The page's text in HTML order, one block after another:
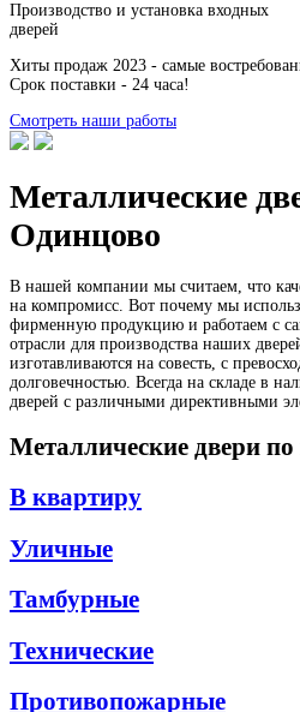
Производство и установка входных
дверей
Хиты продаж 2023 - самые
Срок поставки - 24 часа!
Смотреть наши работы
Металлические
Одинцово
В нашей компании мы считаем, что
на компромисс. Вот почему мы
фирменную продукцию и работаем с
отрасли для производства наших
изготавливаются на совесть, с
долговечностью. Всегда на складе в
дверей с различными директивными
Металлические двери
В квартиру
Уличные
Тамбурные
Технические
Противопожарные